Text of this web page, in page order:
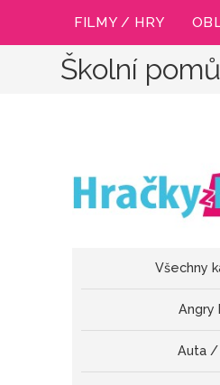
FILMY / HRY
Školní
Všechny
Angry
Auta /